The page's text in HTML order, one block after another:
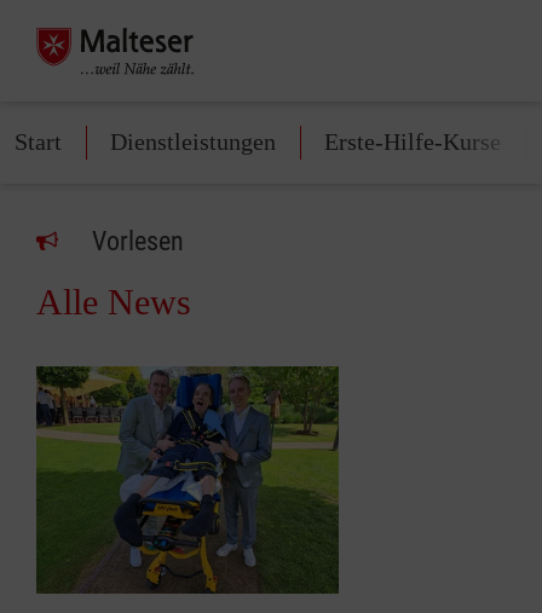
Start Dienstleistungen Erste-Hilfe-Kurse
Vorlesen
Alle News